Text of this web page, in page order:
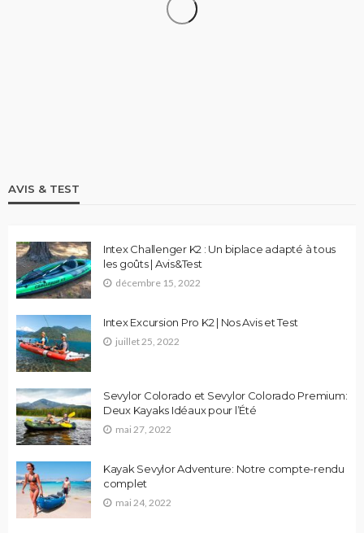
AVIS & TEST
Intex Challenger K2 : Un biplace adapté à tous
les goûts | Avis&Test
décembre 15, 2022
Intex Excursion Pro K2 | Nos Avis et Test
juillet 25, 2022
Sevylor Colorado et Sevylor Colorado Premium:
Deux Kayaks Idéaux pour l’Été
mai 27, 2022
Kayak Sevylor Adventure: Notre compte-rendu
complet
mai 24, 2022